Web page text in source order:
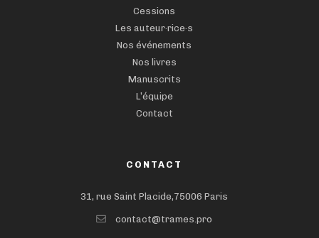
Cessions
Les auteur·rice·s
Nos événements
Nos livres
Manuscrits
L’équipe
Contact
CONTACT
31, rue Saint Placide,75006 Paris
contact@trames.pro